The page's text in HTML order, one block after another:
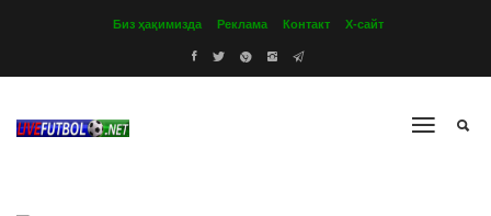
Биз ҳақимизда Реклама Контакт Х-сайт